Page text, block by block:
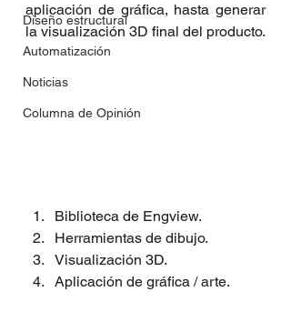
Diseño estructural
Automatización
Noticias
Columna de Opinión
aplicación de gráfica, hasta generar
la visualización 3D final del producto.
Biblioteca de Engview.
Herramientas de dibujo.
Visualización 3D.
Aplicación de gráfica / arte.